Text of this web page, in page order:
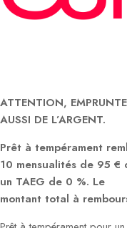
ATTENTION,
AUSSI DE L’ARGENT.
Prêt à tempérament
10 mensualités de 95 €
un TAEG de 0 %. Le
montant total à